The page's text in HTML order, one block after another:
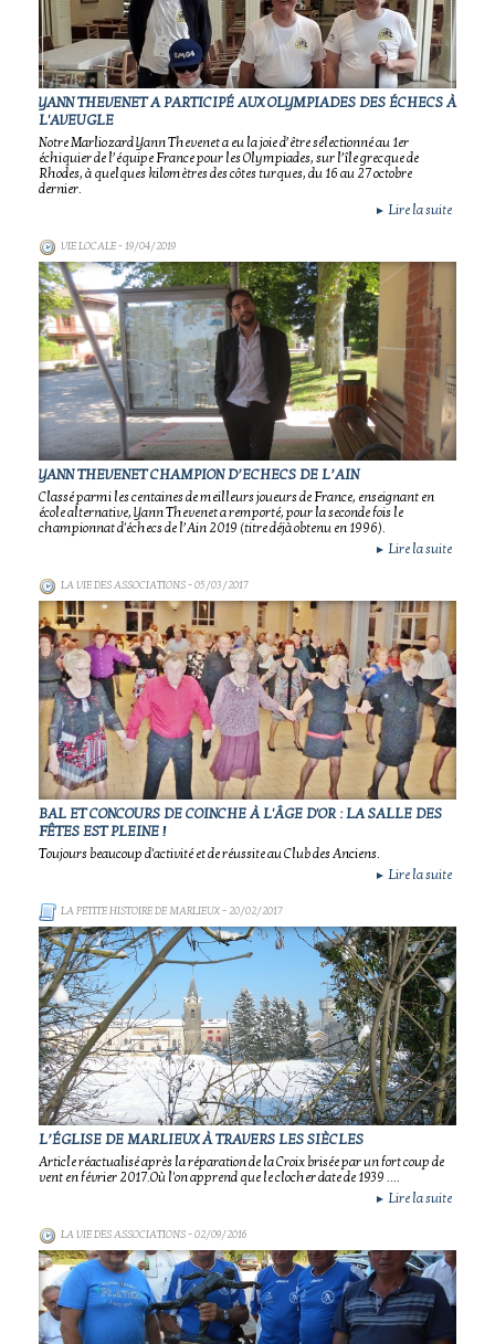
YANN THEVENET A PARTICIPÉ AUX OLYMPIADES DES ÉCHECS À
L'AVEUGLE
Notre Marliozard Yann Thevenet a eu la joie d’être sélectionné au 1er
échiquier de l’équipe France pour les Olympiades, sur l’île grecque de
Rhodes, à quelques kilomètres des côtes turques, du 16 au 27 octobre
dernier.
► Lire la suite
VIE LOCALE- 19/04/2019
YANN THEVENET CHAMPION D’ECHECS DE L’AIN
Classé parmi les centaines de meilleurs joueurs de France, enseignant en
école alternative, Yann Thevenet a remporté, pour la seconde fois le
championnat d'échecs de l’Ain 2019 (titre déjà obtenu en 1996).
► Lire la suite
LA VIE DES ASSOCIATIONS- 05/03/2017
BAL ET CONCOURS DE COINCHE À L'ÂGE D'OR : LA SALLE DES
FÊTES EST PLEINE !
Toujours beaucoup d'activité et de réussite au Club des Anciens.
► Lire la suite
LA PETITE HISTOIRE DE MARLIEUX- 20/02/2017
L’ÉGLISE DE MARLIEUX À TRAVERS LES SIÈCLES
Article réactualisé après la réparation de la Croix brisée par un fort coup de
vent en février 2017.Où l'on apprend que le clocher date de 1939 ....
► Lire la suite
LA VIE DES ASSOCIATIONS- 02/09/2016